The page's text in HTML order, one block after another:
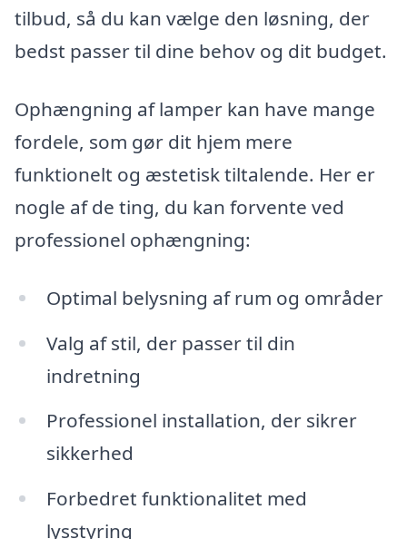
tilbud, så du kan vælge den løsning, der
bedst passer til dine behov og dit budget.
Ophængning af lamper kan have mange
fordele, som gør dit hjem mere
funktionelt og æstetisk tiltalende. Her er
nogle af de ting, du kan forvente ved
professionel ophængning:
Optimal belysning af rum og områder
Valg af stil, der passer til din
indretning
Professionel installation, der sikrer
sikkerhed
Forbedret funktionalitet med
lysstyring